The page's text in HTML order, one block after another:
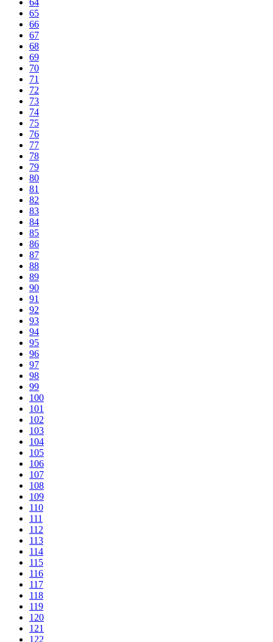
65
66
67
68
69
70
71
72
73
74
75
76
77
78
79
80
81
82
83
84
85
86
87
88
89
90
91
92
93
94
95
96
97
98
99
100
101
102
103
104
105
106
107
108
109
110
111
112
113
114
115
116
117
118
119
120
121
122